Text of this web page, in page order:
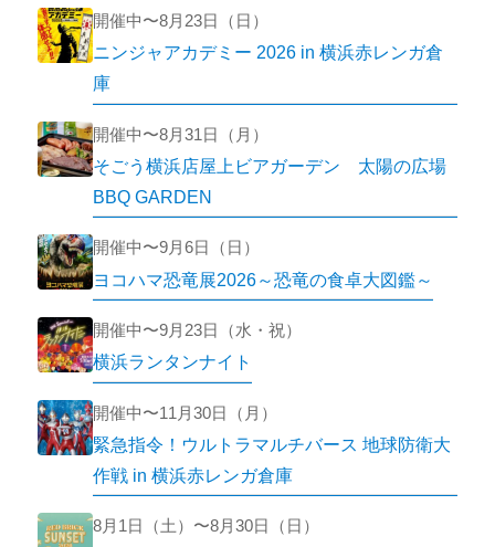
開催中〜8月23日（日）
ニンジャアカデミー 2026 in 横浜赤レンガ倉
庫
開催中〜8月31日（月）
そごう横浜店屋上ビアガーデン 太陽の広場
BBQ GARDEN
開催中〜9月6日（日）
ヨコハマ恐竜展2026～恐竜の食卓大図鑑～
開催中〜9月23日（水・祝）
横浜ランタンナイト
開催中〜11月30日（月）
緊急指令！ウルトラマルチバース 地球防衛大
作戦 in 横浜赤レンガ倉庫
8月1日（土）〜8月30日（日）